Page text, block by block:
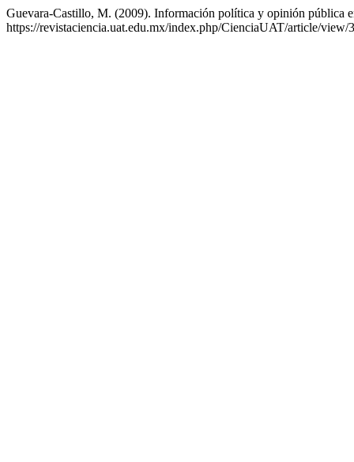
Guevara-Castillo, M. (2009). Información política y opinión pública
https://revistaciencia.uat.edu.mx/index.php/CienciaUAT/article/view/